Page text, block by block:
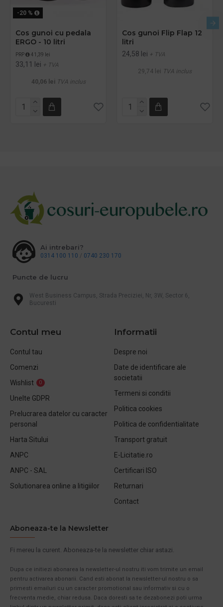
-20 %
Cos gunoi cu pedala
ERGO - 10 litri
PRP 41,39 lei
33,11 lei + TVA
40,06 lei TVA inclus
Cos gunoi Flip Flap 12
litri
24,58 lei + TVA
29,74 lei TVA inclus
Ai intrebari?
0314 100 110 / 0740 230 170
Puncte de lucru
West Business Campus, Strada Preciziei, Nr, 3W, Sector 6,
Bucuresti
Contul meu
Contul tau
Comenzi
Wishlist
0
Unelte GDPR
Prelucrarea datelor cu caracter
personal
Harta Sitului
ANPC
ANPC - SAL
Solutionarea online a litigiilor
Informatii
Despre noi
Date de identificare ale
societatii
Termeni si conditii
Politica cookies
Politica de confidentialitate
Transport gratuit
E-Licitatie.ro
Certificari ISO
Returnari
Contact
Aboneaza-te la Newsletter
Fi mereu la curent. Aboneaza-te la newsletter chiar astazi.
Dupa ce initiezi abonarea la newsletter-ul nostru iti vom trimite un email
pentru activarea abonarii. Cand esti abonat la newsletter-ul nostru o sa
primesti emailuri cu un caracter promotional sau informativ si cu o
frecventa medie, chiar redusa. Daca doresti sa te dezabonezi poti urma